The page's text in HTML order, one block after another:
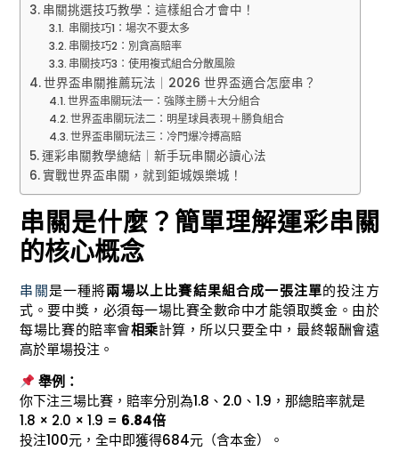
串關挑選技巧教學：這樣組合才會中！
串關技巧1：場次不要太多
串關技巧2：別貪高賠率
串關技巧3：使用複式組合分散風險
世界盃串關推薦玩法｜2026 世界盃適合怎麼串？
世界盃串關玩法一：強隊主勝＋大分組合
世界盃串關玩法二：明星球員表現＋勝負組合
世界盃串關玩法三：冷門爆冷搏高賠
運彩串關教學總結｜新手玩串關必讀心法
實戰世界盃串關，就到鉅城娛樂城！
串關是什麼？簡單理解運彩串關
的核心概念
串關是一種將兩場以上比賽結果組合成一張注單的投注方
式。要中獎，必須每一場比賽全數命中才能領取獎金。由於
每場比賽的賠率會相乘計算，所以只要全中，最終報酬會遠
高於單場投注。
舉例：
你下注三場比賽，賠率分別為1.8、2.0、1.9，那總賠率就是
1.8 × 2.0 × 1.9 = 6.84倍
投注100元，全中即獲得684元（含本金）。